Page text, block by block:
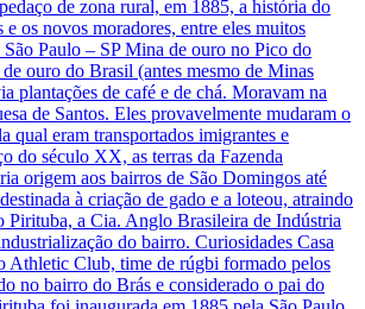
de zona rural, em 1885, a história do
os novos moradores, entre eles muitos
Paulo – SP Mina de ouro no Pico do
ouro do Brasil (antes mesmo de Minas
plantações de café e de chá. Moravam na
de Santos. Eles provavelmente mudaram o
qual eram transportados imigrantes e
do século XX, as terras da Fazenda
origem aos bairros de São Domingos até
à criação de gado e a loteou, atraindo
Pirituba, a Cia. Anglo Brasileira de Indústria
do bairro. Curiosidades Casa
Athletic Club, time de rúgbi formado pelos
no bairro do Brás e considerado o pai do